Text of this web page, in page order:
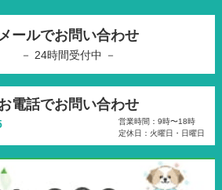
ールでお問い合わせ
－ 24時間受付中 －
電話でお問い合わせ
営業時間：9時〜18時
定休日：火曜日・日曜日